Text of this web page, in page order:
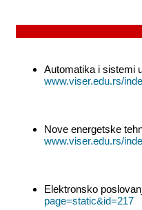
Automatika i sistemi
www.viser.edu.rs/
Nove energetske
www.viser.edu.rs/
Elektronsko
page=static&id=217